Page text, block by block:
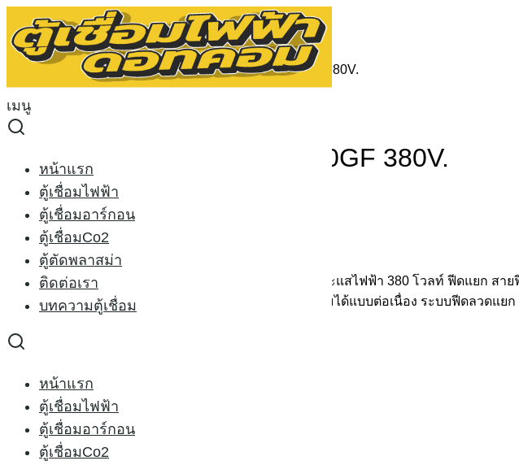
to
content
เมนู
หน้าแรก
ตู้เชื่อมไฟฟ้า
ตู้เชื่อมอาร์กอน
ตู้เชื่อมCo2
ตู้ตัดพลาสม่า
ติดต่อเรา
บทความตู้เชื่อม
หน้าแรก
ตู้เชื่อมไฟฟ้า
ตู้เชื่อมอาร์กอน
ตู้เชื่อมCo2
Search
for:
ตู้เชื่อมCo2›ตู้เชื่อม CO2 RILON MIG 500GF 380V.
Sale 5%
ตู้เชื่อม CO2 RILON MIG 500GF 380V.
42,000.00
Original
was:
42,000.00 ฿.
40,000.00
เครื่องเชื่อมมิก ซีโอทู Rilon MIG 500GF
Rilon MIG 500GF เครื่องเชื่อมCO2 ขนาด350แอมป์ ใช้กระแสไฟฟ้า 380 โวลท์ ฟีดแยก
ใช้ลวด 0.8-1.2มิล.การจ่ายกระแสไฟเชื่อมเสถียรนิ่งใช้เชื่อมได้แบบต่อเนื่อง ระบบฟีดลวดแ
อุปกรณ์ประกอบ
2.สายดินพร้อมคีมจับสายดิน 3 เมตร
3.สายฟีด 5เมตร
4.Regulator Heater (เกจ์ฮีจเตอร์ 36V.)
5.น้ำยาNPO 1กระป๋อง
6.ถุงมือ 1คู่